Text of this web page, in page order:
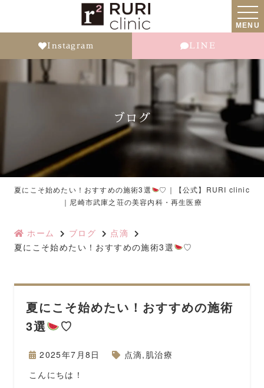
MENU
Instagram LINE
ブログ
夏にこそ始めたい！おすすめの施術3選
♡｜【公式】RURI clinic
｜尼崎市武庫之荘の美容内科・再生医療
ホーム ブログ
点滴
夏にこそ始めたい！おすすめの施術3選
♡
夏にこそ始めたい！おすすめの施術
3選
♡
2025年7月8日 点滴, 肌治療
こんにちは！